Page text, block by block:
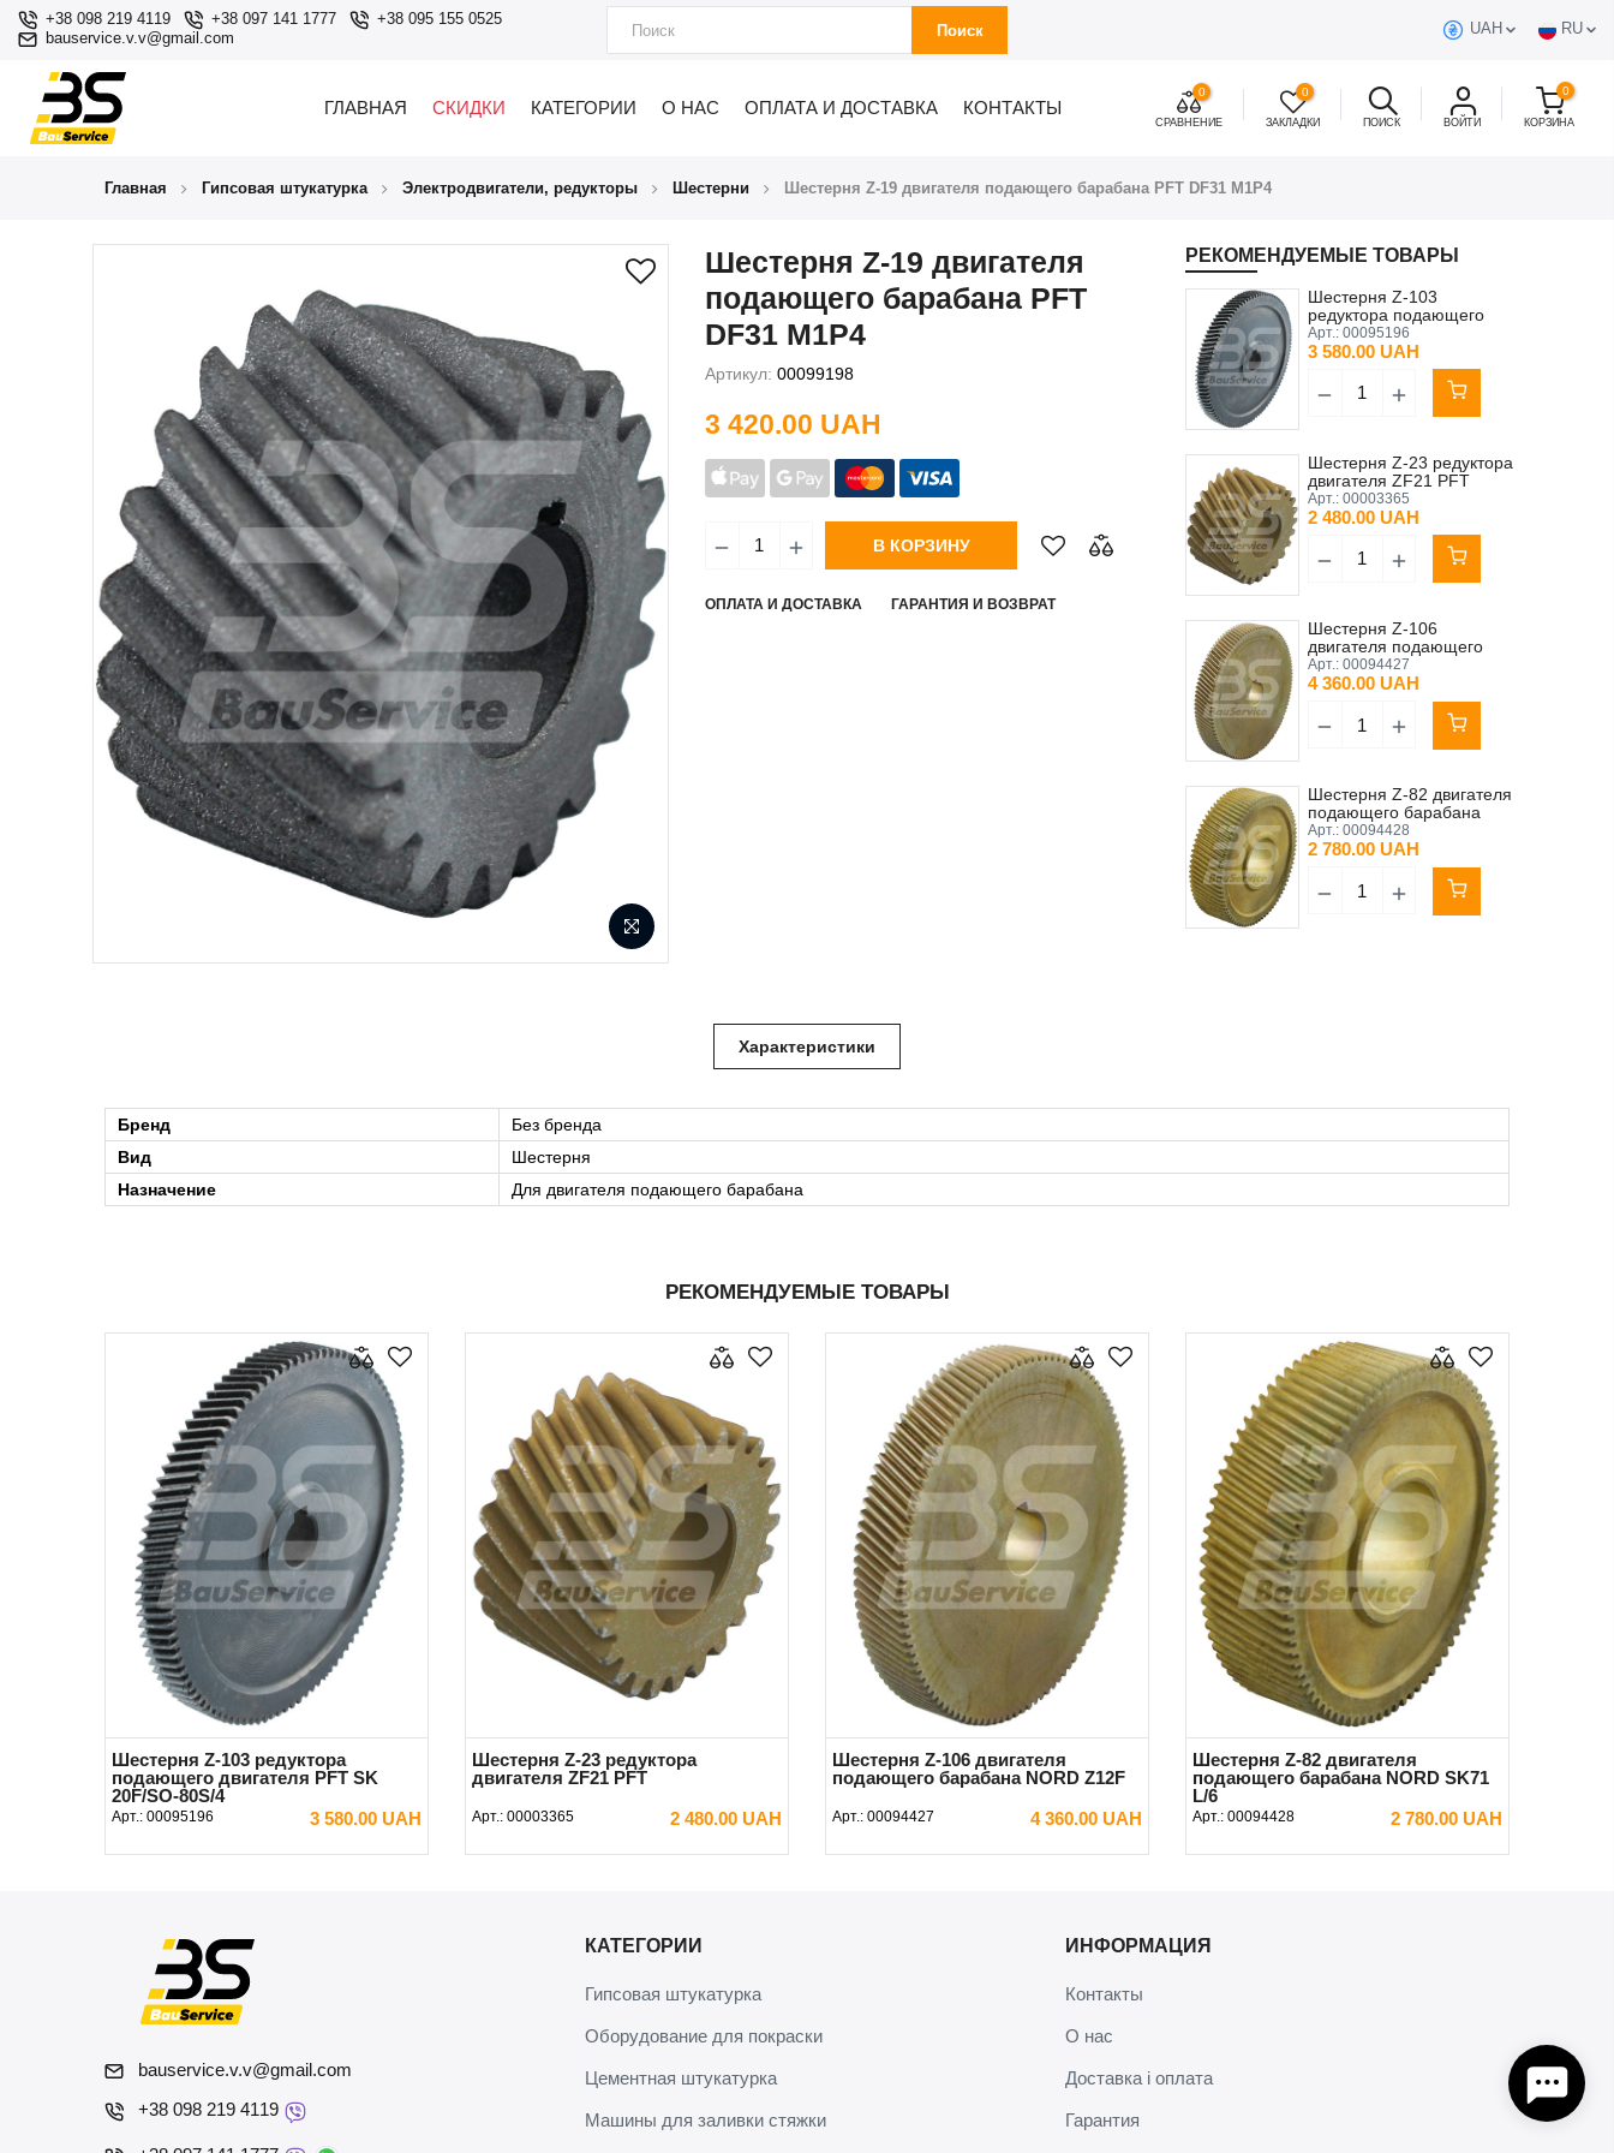
+38 098 219 4119 +38 097 141 1777
+38 095 155 0525
bauservice.v.v@gmail.com
Поиск UAH RU
ГЛАВНАЯ СКИДКИ КАТЕГОРИИ О НАС ОПЛАТА И ДОСТАВКА КОНТАКТЫ
0
СРАВНЕНИЕ
0
ЗАКЛАДКИ ПОИСК ВОЙТИ
0
КОРЗИНА
Главная Гипсовая штукатурка Электродвигатели, редукторы Шестерни Шестерня Z-19 двигателя подающего барабана PFT DF31 M1P4
Шестерня Z-19 двигателя
подающего барабана PFT
DF31 M1P4
Артикул: 00099198
3 420.00 UAH
В КОРЗИНУ
ОПЛАТА И ДОСТАВКА ГАРАНТИЯ И ВОЗВРАТ
РЕКОМЕНДУЕМЫЕ ТОВАРЫ
Шестерня Z-103
редуктора подающего
двигателя PFT SK
20F/SO-80S/4
Арт.: 00095196
3 580.00 UAH
Шестерня Z-23 редуктора
двигателя ZF21 PFT
Арт.: 00003365
2 480.00 UAH
Шестерня Z-106
двигателя подающего
барабана NORD Z12F
Арт.: 00094427
4 360.00 UAH
Шестерня Z-82 двигателя
подающего барабана
NORD SK71 L/6
Арт.: 00094428
2 780.00 UAH
Характеристики
Бренд
Без бренда
Вид
Шестерня
Назначение
Для двигателя подающего барабана
РЕКОМЕНДУЕМЫЕ ТОВАРЫ
Шестерня Z-103 редуктора
подающего двигателя PFT SK
20F/SO-80S/4
Арт.: 00095196 3 580.00 UAH
В КОРЗИНУ
Шестерня Z-23 редуктора
двигателя ZF21 PFT
Арт.: 00003365 2 480.00 UAH
В КОРЗИНУ
Шестерня Z-106 двигателя
подающего барабана NORD Z12F
Арт.: 00094427 4 360.00 UAH
В КОРЗИНУ
Шестерня Z-82 двигателя
подающего барабана NORD SK71
L/6
Арт.: 00094428 2 780.00 UAH
В КОРЗИНУ
bauservice.v.v@gmail.com
+38 098 219 4119
КАТЕГОРИИ
Гипсовая штукатурка
Оборудование для покраски
Цементная штукатурка
Машины для заливки стяжки
ИНФОРМАЦИЯ
Контакты
О нас
Доставка і оплата
Гарантия